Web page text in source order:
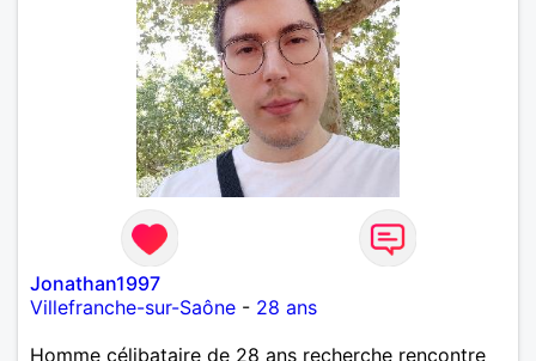
Jonathan1997
Villefranche-sur-Saône - 28 ans
Homme célibataire de 28 ans recherche rencontre